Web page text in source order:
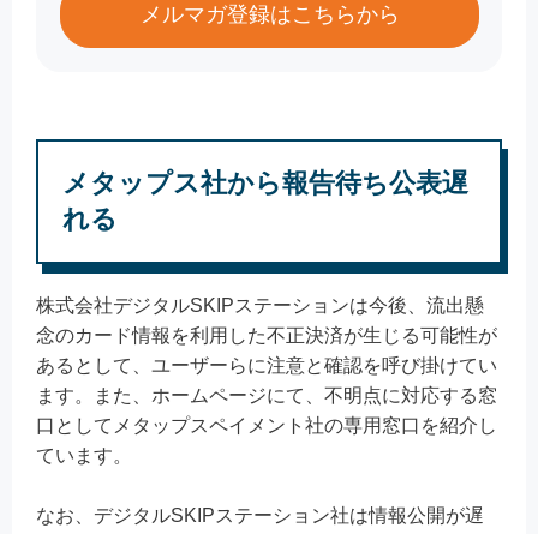
メルマガ登録はこちらから
メタップス社から報告待ち公表遅
れる
株式会社デジタルSKIPステーションは今後、流出懸
念のカード情報を利用した不正決済が生じる可能性が
あるとして、ユーザーらに注意と確認を呼び掛けてい
ます。また、ホームページにて、不明点に対応する窓
口としてメタップスペイメント社の専用窓口を紹介し
ています。
なお、デジタルSKIPステーション社は情報公開が遅